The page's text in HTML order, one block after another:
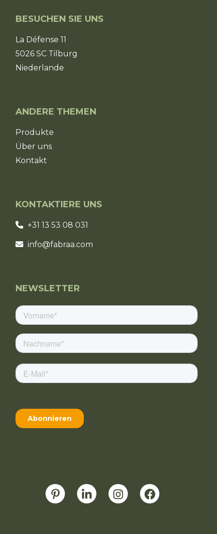
BESUCHEN SIE UNS
La Défense 11
5026 SC Tilburg
Niederlande
ANDERE THEMEN
Produkte
Über uns
Kontakt
KONTAKTIERE UNS
+31 13 53 08 031
info@fabraa.com
NEWSLETTER